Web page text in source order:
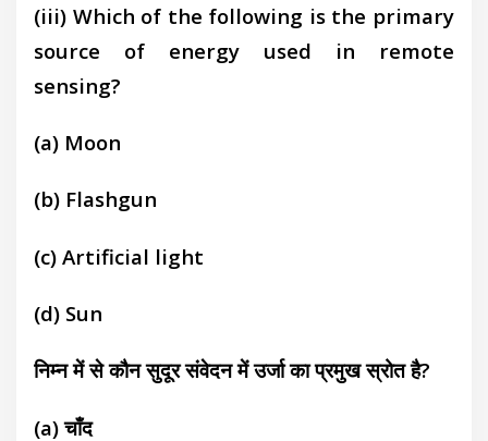
(iii) Which of the following is the primary
source of energy used in remote
sensing?
(a) Moon
(b) Flashgun
(c)Artificial light
(d) Sun
निम्न में से कौन सुदूर संवेदन में उर्जा का प्रमुख स्रोत है?
(a) चाँद